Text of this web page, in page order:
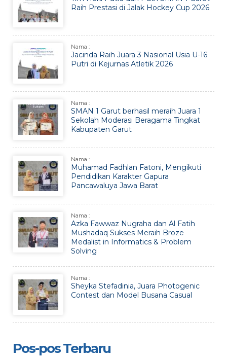
Raih Prestasi di Jalak Hockey Cup 2026
Nama :
Jacinda Raih Juara 3 Nasional Usia U-16
Putri di Kejurnas Atletik 2026
Nama :
SMAN 1 Garut berhasil meraih Juara 1
Sekolah Moderasi Beragama Tingkat
Kabupaten Garut
Nama :
Muhamad Fadhlan Fatoni, Mengikuti
Pendidikan Karakter Gapura
Pancawaluya Jawa Barat
Nama :
Azka Fawwaz Nugraha dan Al Fatih
Mushadaq Sukses Meraih Broze
Medalist in Informatics & Problem
Solving
Nama :
Sheyka Stefadinia, Juara Photogenic
Contest dan Model Busana Casual
Pos-pos Terbaru